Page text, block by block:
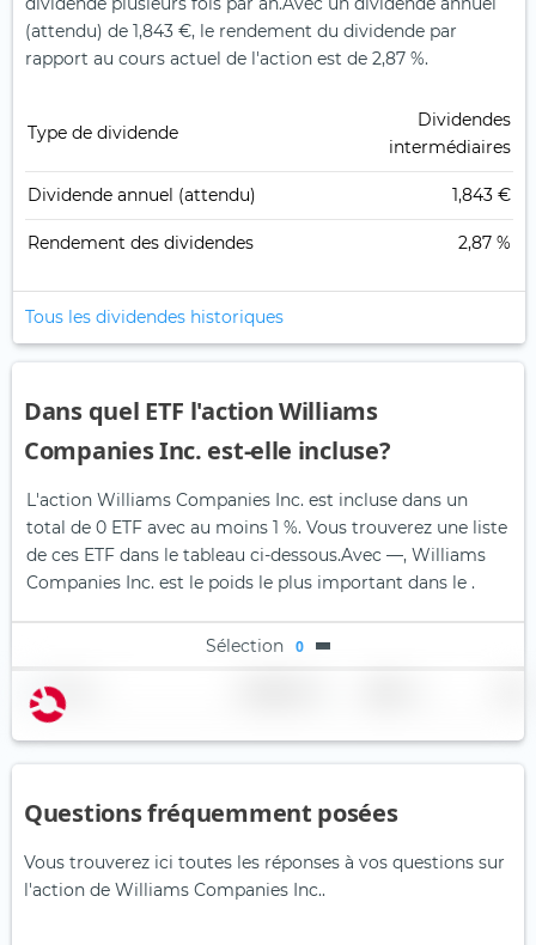
(attendu) de 1,843 €, le rendement du dividende par
rapport au cours actuel de l'action est de 2,87 %.
Type de dividende
Dividendes
intermédiaires
Dividende annuel (attendu) 1,843 €
Rendement des dividendes 2,87 %
Tous les dividendes historiques
Dans quel ETF l'action Williams
Companies Inc. est-elle incluse?
L'action Williams Companies Inc. est incluse dans un
total de 0 ETF avec au moins 1 %. Vous trouverez une liste
de ces ETF dans le tableau ci-dessous.Avec —, Williams
Companies Inc. est le poids le plus important dans le .
Sélection 0
Nom
Questions fréquemment posées
Vous trouverez ici toutes les réponses à vos questions sur
l'action de Williams Companies Inc..